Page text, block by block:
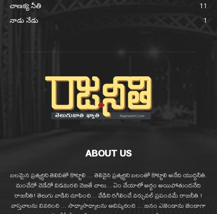
చాణక్య నీతి
11
నాడు నేడు
1
ABOUT US
బలమైన ప్రత్యర్ధిని తెలివితో కొట్టాలి ... తెలివైన ప్రత్యర్ధిని బలంతో కొట్టాలి అనేది యుద్ధనీతి.
మంచేదో చెడేదో విడమరచి చెబితే చాలు... ఏం చేయాలో అర్థం అయిపోతుందనేది
రాజనీతి! తెలుగు వాడిని చూపించి... వేడిని రగిలించే వర్చువల్ ప్రపంచమే రాజనీతి !
వాస్తవాలను వివరించి ... సాధ్యాసాధ్యాలను ఆవిష్కరించి ... జనం ఎజెండాను జెండాగా